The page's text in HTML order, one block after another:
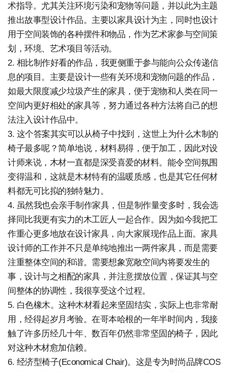
术指导。尤其关注环境污染和宠物等问题，并以此为主题
推出故事型设计作品。主要以家具设计为主，同时也设计
用于空间装饰的各种摆件和物品，作为艺术家参与空间策
划，环境、艺术项目等活动。
2. 相比制作好看的作品，我更侧重于参与能向公众传递信
息的项目。主要是设计一些有关环境和宠物问题的作品，
如最大限度减少垃圾产生的家具，便于宠物和人类在同一
空间内更好相处的家具等，努力通过各种方法将自己的想
法注入设计作品中。
3. 这个答案其实可以从椅子中找到，这世上为什么木制的
椅子最多呢？简单地说，材料易得，便于加工，因此对设
计师来说，木材一直都是深受喜爱的材料。能令空间氛围
变得温和，这就是木材特有的温暖质感，也是其它任何材
料都无可比拟的独特魅力。
4. 虽然我也会亲手制作家具，但是制作量变多时，我会选
择同比我更有实力的木工匠人一起合作。因为如今我把工
作重心更多地放在设计家具，向大家展现作品上面。家具
设计师的工作并不只是单纯地推出一两件家具，而是需要
注重整体空间的和谐。需要想象宽敞空间内将要发生的
事，设计与之相配的家具，并注意摆放位置，保证其与空
间整体的协调性，我很享受这个过程。
5. 白色橡木。这种木材看起来坚固结实，实际上也非常耐
用，经得起岁月考验。在哥本哈根的一年半时间内，我接
触了许多历经几十年、数百年仍然非常坚固的椅子，因此
对这种木材愈加信赖。
6. 经济型椅子(Economical Chair)。这是专为时尚品牌COS